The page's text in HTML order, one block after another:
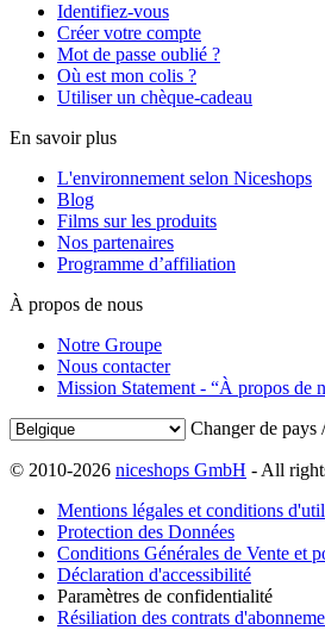
Identifiez-vous
Créer votre compte
Mot de passe oublié ?
Où est mon colis ?
Utiliser un chèque-cadeau
En savoir plus
L'environnement selon Niceshops
Blog
Films sur les produits
Nos partenaires
Programme d’affiliation
À propos de nous
Notre Groupe
Nous contacter
Mission Statement - “À propos de
Changer de pays
© 2010-2026 niceshops GmbH - All
Mentions légales et conditions
Protection des Données
Conditions Générales de Vente et
Déclaration d'accessibilité
Paramètres de confidentialité
Résiliation des contrats